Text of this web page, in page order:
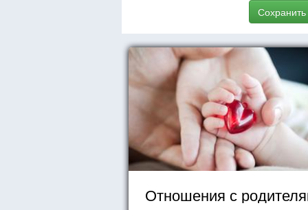
Сохранить
Отношения с